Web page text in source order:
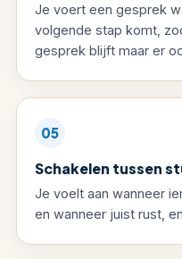
Je voert een gesprek
volgende stap komt,
gesprek blijft maar er
05
Schakelen tussen
Je voelt aan wanneer
en wanneer juist rust,